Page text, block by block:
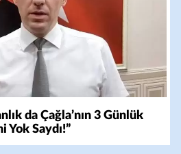
da Çağla’nın 3 Günlük
Yok Saydı!”